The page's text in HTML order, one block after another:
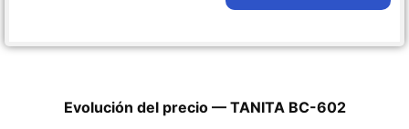
Evolución del precio — TANITA BC-602